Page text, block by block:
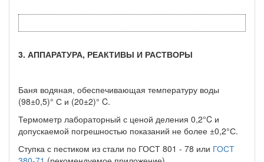
3. АППАРАТУРА, РЕАКТИВЫ И РАСТВОРЫ
Баня водяная, обеспечивающая температуру воды
(98±0,5)° С и (20±2)° C.
Термометр лабораторный с ценой деления 0,2°C и
допускаемой погрешностью показаний не более ±0,2°С.
Ступка с пестиком из стали по ГОСТ 801 - 78 или ГОСТ